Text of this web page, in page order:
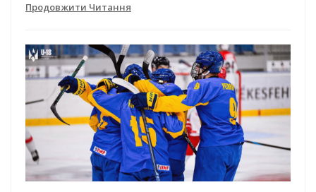
Продовжити Читання